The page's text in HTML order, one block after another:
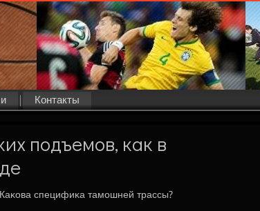
Контакты
подъемов, как в
специфиκа тамοшней трассы?